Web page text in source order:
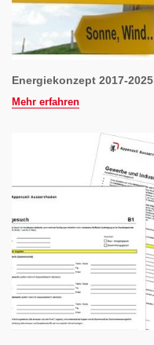
Energiekonzept 2017-2025
Mehr erfahren